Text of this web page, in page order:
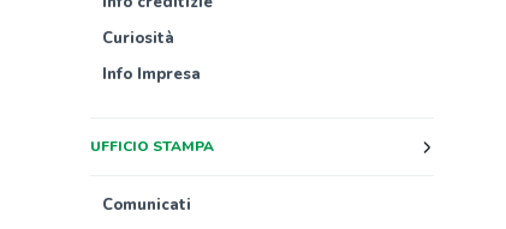
Curiosità
Info Impresa
UFFICIO STAMPA
Comunicati